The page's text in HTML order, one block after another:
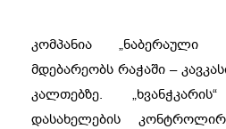
კომპანია „ნაბერაული
მდებარეობს რაჭაში –
კალთებზე.
დასახელების